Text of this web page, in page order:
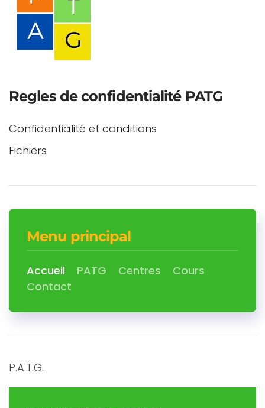
Regles de confidentialité PATG
Confidentialité et conditions
Fichiers
Menu principal
Accueil PATG Centres
Cours
Contact
P.A.T.G.